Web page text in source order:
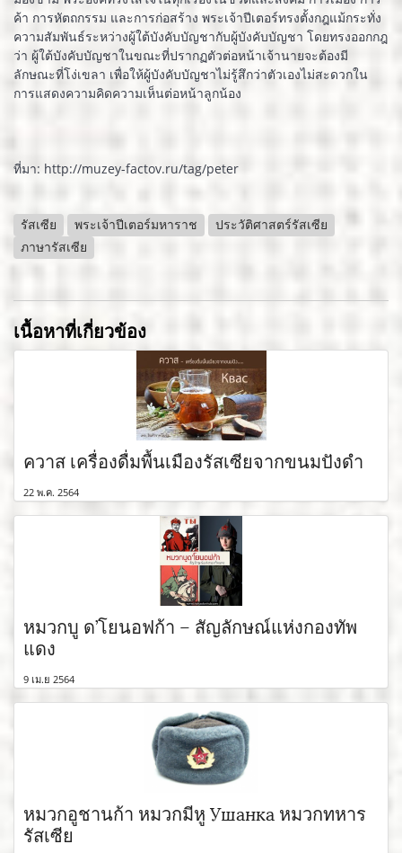
ค้า การหัตถกรรม และการก่อสร้าง พระเจ้าปีเตอร์ทรงตั้งกฎแม้กระทั่ง
ความสัมพันธ์ระหว่างผู้ใต้บังคับบัญชากับผู้บังคับบัญชา โดยทรงออกกฎ
ว่า ผู้ใต้บังคับบัญชาในขณะที่ปรากฏตัวต่อหน้าเจ้านายจะต้องมี
ลักษณะที่โง่เขลา เพื่อให้ผู้บังคับบัญชาไม่รู้สึกว่าตัวเองไม่สะดวกใน
การแสดงความคิดความเห็นต่อหน้าลูกน้อง
ที่มา: http://muzey-factov.ru/tag/peter
รัสเซีย พระเจ้าปีเตอร์มหาราช
ประวัติศาสตร์รัสเซีย
ภาษารัสเซีย
เนื้อหาที่เกี่ยวข้อง
ควาส เครื่องดื่มพื้นเมืองรัสเซียจากขนมปังดำ
22 พ.ค. 2564
หมวกบู ด’โยนอฟก้า – สัญลักษณ์แห่งกองทัพ
แดง
9 เม.ย 2564
หมวกอูชานก้า หมวกมีหู Ушанка หมวกทหาร
รัสเซีย